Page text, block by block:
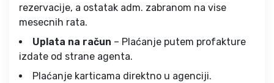
rezervacije, a ostatak adm. zabranom na vise
mesecnih rata.
Uplata na račun – Plaćanje putem profakture
izdate od strane agenta.
Plaćanje karticama direktno u agenciji.